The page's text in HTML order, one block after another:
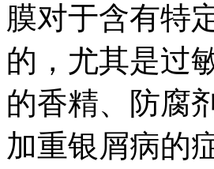
膜对于含有特
的，尤其是过
的香精、防腐
加重银屑病的